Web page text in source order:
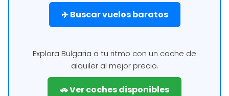
✈️ Buscar vuelos baratos
Explora Bulgaria a tu ritmo con un coche de
alquiler al mejor precio.
🚗 Ver coches disponibles